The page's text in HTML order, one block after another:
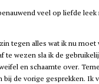
veel op liefde leek
tegen alles wat ik nu moet
te wezen sla ik de
en schaamte over.
bij de vorige gesprekken. Ik